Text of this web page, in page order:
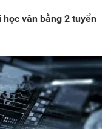
văn bằng 2 tuyển